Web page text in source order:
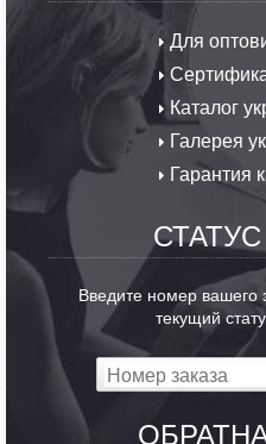
Для
Каталог
Галерея
Гарантия
Введите номер вашего
текущий